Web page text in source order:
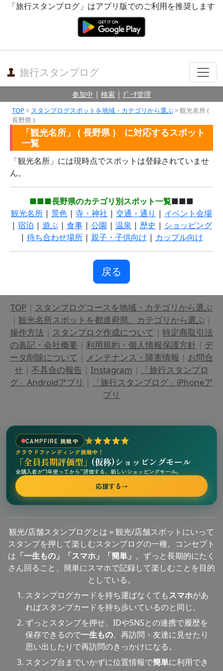
「旅行スタンプログ」はアプリ版でのご利用を推奨します
旅行スタンプログ
参加中 | 検索 | ﾃﾞｰﾀ管理
TOP> スタンプログスポットを地域・カテゴリから選ぶ> 観光名所 (
長野県 )
「観光名所」 ( 長野県 ) に対応するスポット
一覧
「観光名所」には現時点でスポットは登録されていませ
ん。
■■■長野県のカテゴリ別スポット一覧■■■
観光名所 | 景色 | 寺・神社 | 交通・通り | イベント会場
| 宿泊 | 遊ぶ| 食事| 公園 | 温泉 | 歴史 | ショッピング
| 待ち合わせ場所| 親子・子供向け | カップル向け
戻る
TOP | スタンプログコースを地域・カテゴリから選ぶ
| 観光名所スポットを都道府県、カテゴリから選ぶ |
操作方法 | スタンプログ作成について | 特定商取引法
の表記・会社概要 | 利用規約・個人情報保護方針 | デ
ータ削除について | メンテナンス・障害情報 | お問合
せ | 不具合の報告 | Instagram |
「旅行スタンプロ
グ」Androidアプリ |
「旅行スタンプログ」iPhoneア
プリ
CAMPFIRE 挑戦中
クラウドファンディング挑戦中！
「全員長期評価型」 (仮称)ショッピングモール
全購入者が“1年使ってから”評価する、新しいショッピングモール。
応援する→
観光/店舗スタンプログとは＝観光/店舗スポットにいって
スタンプを押して楽しむスタンプログの一種。コンセプト
は 「一生もの」「スマホ」「簡単」 。ずっと長期的にたく
さん回ること、簡単にスマホで記録して楽しむことを目的
としている。
スタンプログカードを持ち運ばなくてもスマホがあ
ればスタンプカードを持ち歩いているのと同じ。
ずっとスタンプを押せ、IDやSNSとの連携で履歴を
保存できるので一生もの、再訪問・友達に見せたり
思い出したりで再訪問のきっかけになる。
スタンプ台までいかずに位置情報で簡単に利用でき